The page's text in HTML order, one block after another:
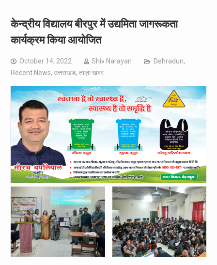
केन्द्रीय विद्यालय बीरपुर में उद्यमिता जागरूकता
कार्यक्रम किया आयोजित
October 14, 2022 Shiv Narayan Dehradun,
Recent News, उत्तराखंड, ताज़ा खबर